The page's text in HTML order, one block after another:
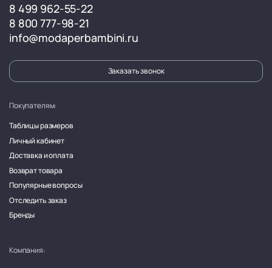
8 499 962-55-22
8 800 777-98-21
info@modaperbambini.ru
Заказать звонок
Покупателям:
Таблицы размеров
Личный кабинет
Доставка и оплата
Возврат товара
Популярные вопросы
Отследить заказ
Бренды
Компания: